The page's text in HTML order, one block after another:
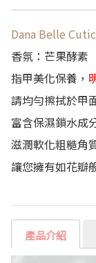
Dana Belle
香氛：芒果酵素
指甲美化保養，
請均勻擦拭於甲
富含保濕鎖水成
滋潤軟化粗糙角
讓您擁有如花瓣
產品介紹